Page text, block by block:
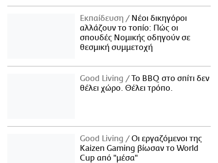
Εκπαίδευση
Νέοι δικηγόροι
αλλάζουν το τοπίο: Πώς οι
σπουδές Νομικής οδηγούν σε
θεσμική συμμετοχή
Good Living
Το BBQ στο σπίτι δεν
θέλει χώρο. Θέλει τρόπο.
Good Living
Οι εργαζόμενοι της
Kaizen Gaming βίωσαν το World
Cup από "μέσα"